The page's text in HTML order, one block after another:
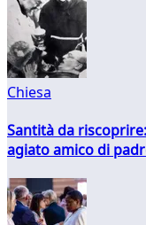
Chiesa
Santità da
agiato amico di